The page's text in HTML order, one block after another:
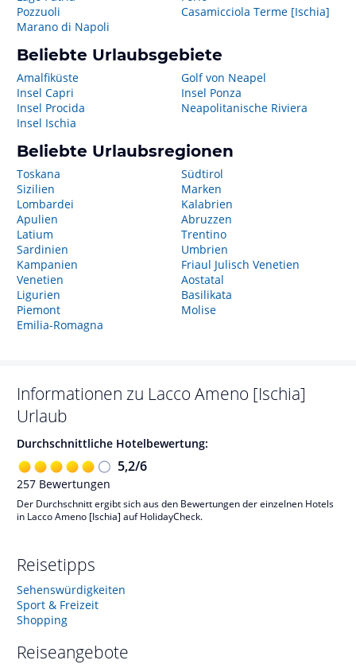
Pozzuoli
Marano di Napoli
Casamicciola Terme [Ischia]
Beliebte Urlaubsgebiete
Amalfiküste
Insel Capri
Insel Procida
Insel Ischia
Golf von Neapel
Insel Ponza
Neapolitanische Riviera
Beliebte Urlaubsregionen
Toskana
Sizilien
Lombardei
Apulien
Latium
Sardinien
Kampanien
Venetien
Ligurien
Piemont
Emilia-Romagna
Südtirol
Marken
Kalabrien
Abruzzen
Trentino
Umbrien
Friaul Julisch Venetien
Aostatal
Basilikata
Molise
Informationen zu Lacco Ameno [Ischia]
Urlaub
Durchschnittliche Hotelbewertung:
5,2/6
257 Bewertungen
Der Durchschnitt ergibt sich aus den Bewertungen der einzelnen Hotels
in Lacco Ameno [Ischia] auf HolidayCheck.
Reisetipps
Sehenswürdigkeiten
Sport & Freizeit
Shopping
Reiseangebote